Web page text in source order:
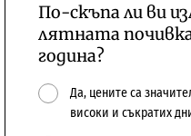
По-скъпа ли ви
лятната
година?
Да, цените са
високи и съкратих